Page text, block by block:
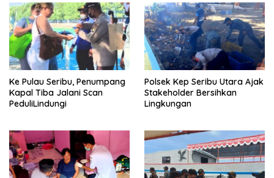
Ke Pulau Seribu, Penumpang
Kapal Tiba Jalani Scan
PeduliLindungi
Polsek Kep Seribu Utara Ajak
Stakeholder Bersihkan
Lingkungan